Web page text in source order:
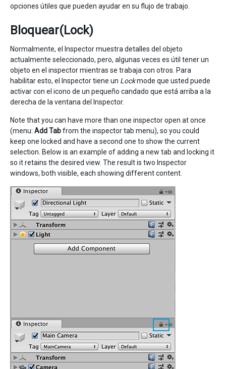
opciones útiles que pueden ayudar en su flujo de trabajo.
Bloquear(Lock)
Normalmente, el Inspector muestra detalles del objeto
actualmente seleccionado, pero, algunas veces es útil tener un
objeto en el inspector mientras se trabaja con otros. Para
habilitar esto, el Inspector tiene un Lockmode que usted puede
activar con el icono de un pequeño candado que está arriba a la
derecha de la ventana del Inspector.
Note that you can have more than one inspector open at once
(menu: Add Tabfrom the inspector tab menu), so you could
keep one locked and have a second one to show the current
selection. Below is an example of adding a new tab and locking it
so it retains the desired view. The result is two Inspector
windows, both visible, each showing different content.